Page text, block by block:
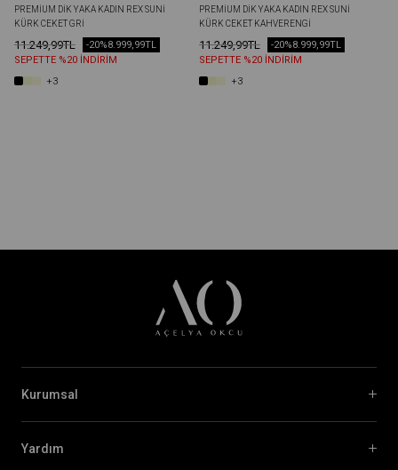
PREMIUM DIK YAKA KADIN REX SUNI
KÜRK CEKET GRI
11.249,99TL 8.999,99TL
-20%
SEPETTE %20 İNDİRİM
+3
PREMIUM DIK YAKA KADIN REX SUNI
KÜRK CEKET KAHVERENGI
11.249,99TL 8.999,99TL
-20%
SEPETTE %20 İNDİRİM
+3
Kurumsal
Yardım